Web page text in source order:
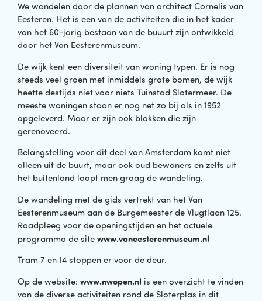
We wandelen door de plannen van architect Cornelis van
Eesteren. Het is een van de activiteiten die in het kader
van het 60-jarig bestaan van de buuurt zijn ontwikkeld
door het Van Eesterenmuseum.
De wijk kent een diversiteit van woning typen. Er is nog
steeds veel groen met inmiddels grote bomen, de wijk
heette destijds niet voor niets Tuinstad Slotermeer. De
meeste woningen staan er nog net zo bij als in 1952
opgeleverd. Maar er zijn ook blokken die zijn
gerenoveerd.
Belangstelling voor dit deel van Amsterdam komt niet
alleen uit de buurt, maar ook oud bewoners en zelfs uit
het buitenland loopt men graag de wandeling.
De wandeling met de gids vertrekt van het Van
Eesterenmuseum aan de Burgemeester de Vlugtlaan 125.
Raadpleeg voor de openingstijden en het actuele
programma de site www.vaneesterenmuseum.nl
Tram 7 en 14 stoppen er voor de deur.
Op de website: www.nwopen.nl is een overzicht te vinden
van de diverse activiteiten rond de Sloterplas in dit